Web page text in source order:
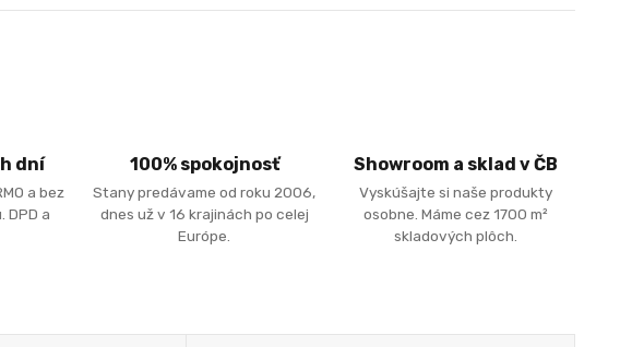
dní
a bez
DPD a
100% spokojnosť
Stany predávame od roku 2006,
dnes už v 16 krajinách po celej
Európe.
Showroom a sklad v ČB
Vyskúšajte si naše produkty
osobne. Máme cez 1700 m²
skladových plôch.